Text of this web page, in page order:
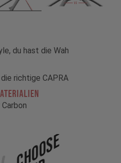
du hast die Wah
richtige CAPRA
Choose